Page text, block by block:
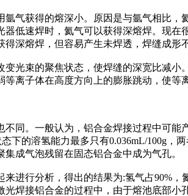
气获得的熔深小。原因是与氩气相比，
低速焊时，氦气可以获得深熔焊。现
深熔焊，但容易产生未焊透，焊缝成形
光束的聚焦状态，使焊缝的深宽比减小
离子体在高度方向上的膨胀跳动，使等
同。一般认为，铝合金焊接过程中可
下的溶氢能力最多只有0.036mL/100g
成气泡残留在固态铝合金中成为气孔。
进行分析，得出的结果为:氢气占90%
焊接铝合金的过程中，由于熔池底部